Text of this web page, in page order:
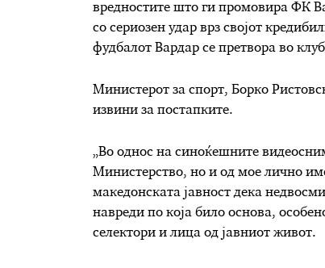
вредностите што ги промовира ФК
со сериозен удар врз својот
фудбалот Вардар се претвора во
Министерот за спорт, Борко
извини за постапките.
„Во однос на синоќешните
Министерство, но и од мое лично
македонската јавност дека
навреди по која било основа,
селектори и лица од јавниот живот.